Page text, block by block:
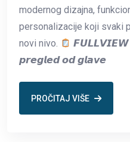
modernog dizajna,
personalizacije koji svaki
novi nivo.
𝙁𝙐𝙇𝙇𝙑𝙄𝙀𝙒
𝙥𝙧𝙚𝙜𝙡𝙚𝙙 𝙤𝙙 𝙜𝙡𝙖𝙫𝙚
PROČITAJ VIŠE